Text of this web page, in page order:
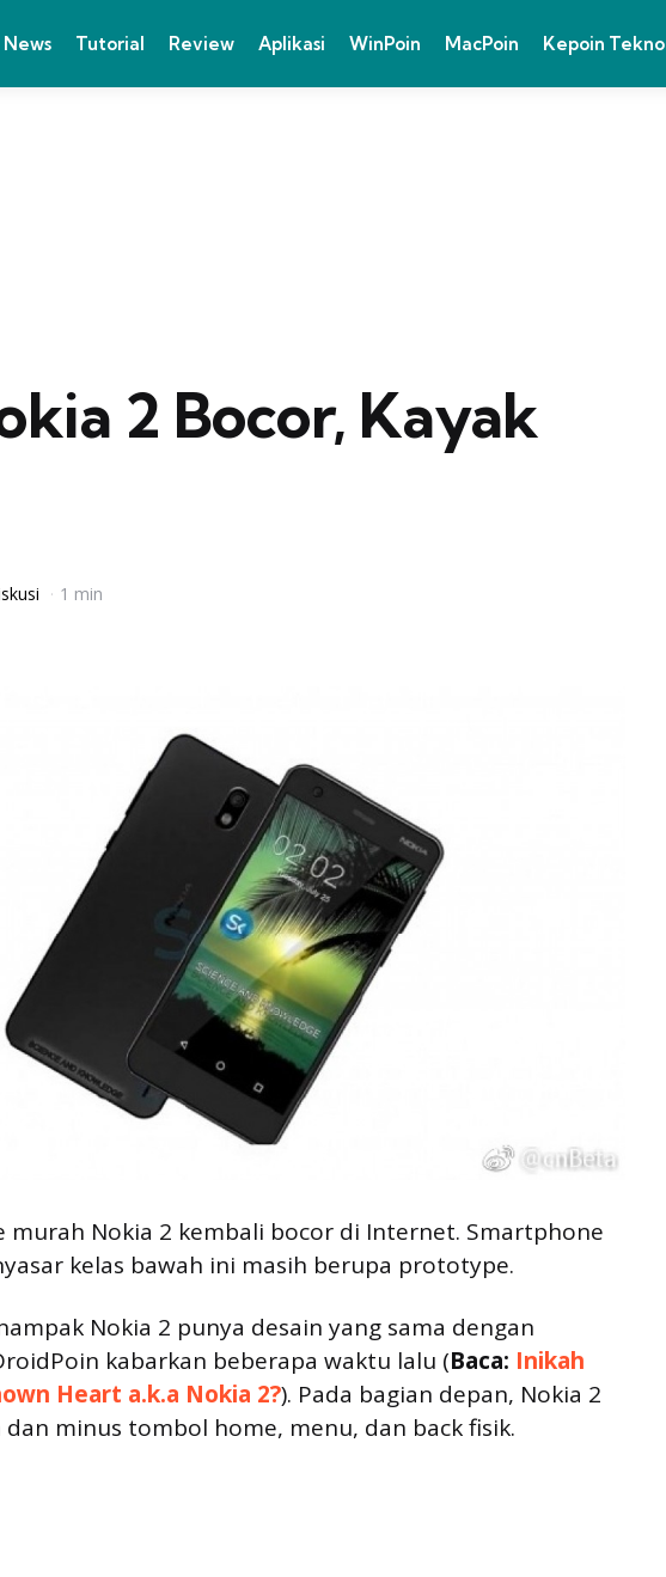
News Tutorial Review Aplikasi WinPoin MacPoin Kepoin Tekno
2 Bocor, Kayak
1 min
Nokia 2 kembali bocor di Internet. Smartphone
kelas bawah ini masih berupa prototype.
Nokia 2 punya desain yang sama dengan
kabarkan beberapa waktu lalu (Baca: Inikah
Heart a.k.a Nokia 2?). Pada bagian depan, Nokia 2
minus tombol home, menu, dan back fisik.